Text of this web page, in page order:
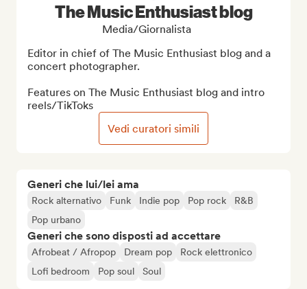
Generi che lui/lei ama
Rock alternativo Funk Indie pop Pop rock
R&B
Pop urbano
Generi che sono disposti ad accettare
Afrobeat / Afropop Dream pop
Rock elettronico
Lofi bedroom
Pop soul Soul
The Music Enthusiast blog
Media/Giornalista
Editor in chief of The Music Enthusiast blog and a
concert photographer.
Features on The Music Enthusiast blog and intro
reels/TikToks
Vedi curatori simili